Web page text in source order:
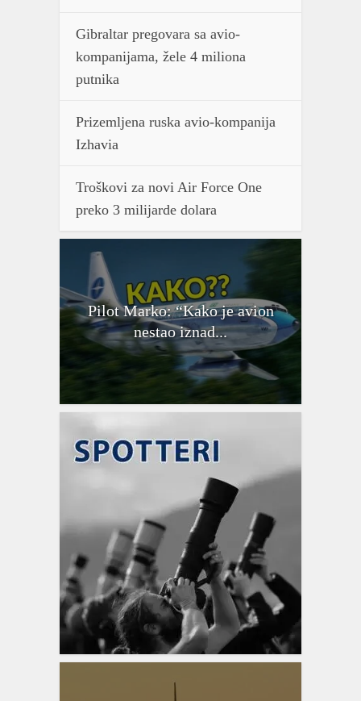
Gibraltar pregovara sa avio-
kompanijama, žele 4 miliona
putnika
Prizemljena ruska avio-kompanija
Izhavia
Troškovi za novi Air Force One
preko 3 milijarde dolara
Pilot Marko: “Kako je avion
nestao iznad...